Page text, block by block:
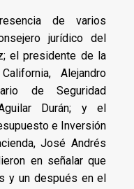
de varios
jurídico del
el presidente de la
Alejandro
de Seguridad
Durán; y el
e Inversión
José Andrés
en señalar que
y un después en el